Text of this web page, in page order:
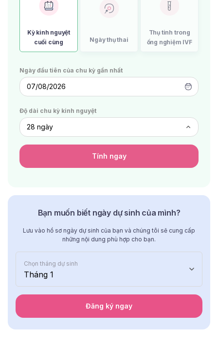
Kỳ kinh nguyệt
cuối cùng
Ngày thụ thai
Thụ tinh trong
ống nghiệm IVF
Ngày đầu tiên của chu kỳ gần nhất
07/08/2026
Độ dài chu kỳ kinh nguyệt
Tính ngay
Bạn muốn biết ngày dự sinh của mình?
Lưu vào hồ sơ ngày dự sinh của bạn và chúng tôi sẽ cung cấp
những nội dung phù hợp cho bạn.
Chọn tháng dự sinh
Tháng 1
Đăng ký ngay